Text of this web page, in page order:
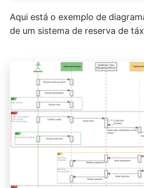
Aqui está o exemplo de
de um sistema de reserva de